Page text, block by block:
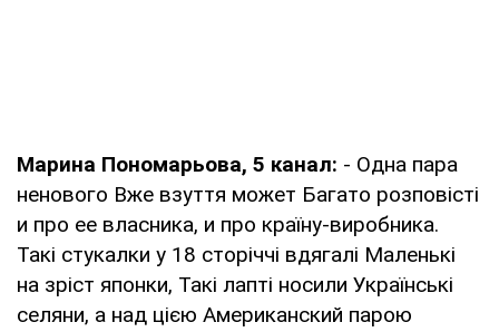
Марина Пономарьова, 5 канал: - Одна пара
ненового Вже взуття может Багато розповісті
и про ее власника, и про країну-виробника.
Такі стукалки у 18 сторіччі вдягалі Маленькі
на зріст японки, Такі лапті носили Українські
селяни, а над цією Американский парою